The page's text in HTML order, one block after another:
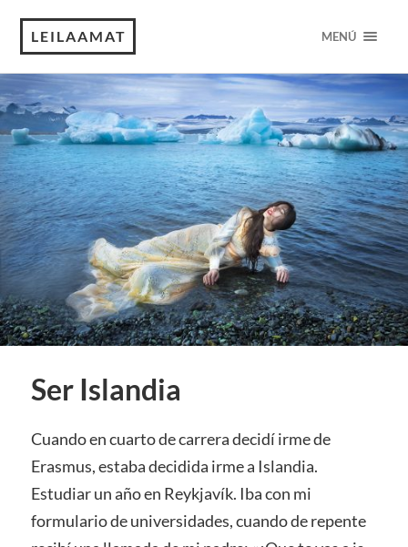
LEILAAMAT MENÚ
Ser Islandia
Cuando en cuarto de carrera decidí irme de
Erasmus, estaba decidida irme a Islandia.
Estudiar un año en Reykjavík. Iba con mi
formulario de universidades, cuando de repente